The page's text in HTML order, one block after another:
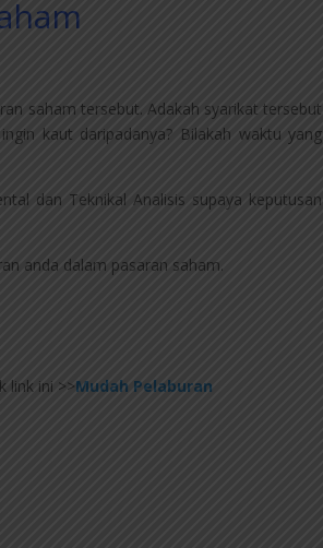
saham tersebut. Adakah syarikat tersebut
kaut daripadanya? Bilakah waktu yang
dan Teknikal Analisis supaya keputusan
anda dalam pasaran saham.
link ini >>Mudah Pelaburan